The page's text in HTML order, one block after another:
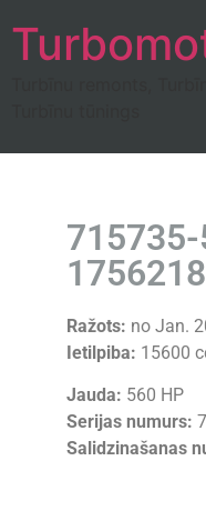
Ražots: no Jan.
Ietilpiba: 15600
Jauda: 560 HP
Serijas numurs:
Salidzinašanas